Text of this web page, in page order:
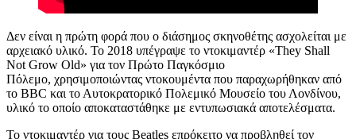
Δεν είναι η πρώτη φορά που ο διάσημος σκηνοθέτης ασχολείται με
αρχειακό υλικό. Το 2018 υπέγραψε το ντοκιμαντέρ «They Shall
Not Grow Old» για τον Πρώτο Παγκόσμιο
Πόλεμο, χρησιμοποιώντας ντοκουμέντα που παραχωρήθηκαν από
το BBC και το Αυτοκρατορικό Πολεμικό Μουσείο του Λονδίνου,
υλικό το οποίο αποκαταστάθηκε με εντυπωσιακά αποτελέσματα.
Το ντοκιμαντέρ για τους Beatles επρόκειτο να προβληθεί τον